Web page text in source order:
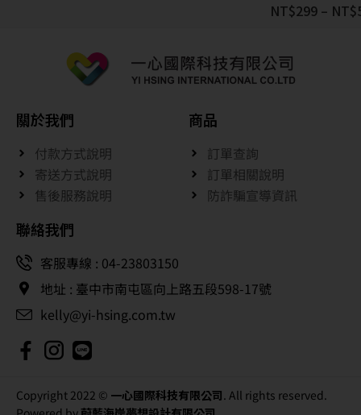
NT$299 – NT$
關於我們
付款方式說明
寄送方式說明
售後服務說明
商品
訂單查詢
訂單相關說明
防詐騙宣導資訊
聯絡我們
客服專線 : 04-23803150
地址 : 臺中市南屯區向上路五段598-17號
kelly@yi-hsing.com.tw
Copyright 2022 © 一心國際科技有限公司. All rights reserved.